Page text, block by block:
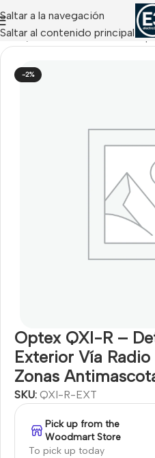
Saltar a la navegación
Saltar al contenido principal
Inicio Barreras Perimetrales
-2%
Optex QXI-R –
Exterior Vía Radio
Zonas
SKU: QXI-R-EXT
Pick up from the
Woodmart Store
To pick up today